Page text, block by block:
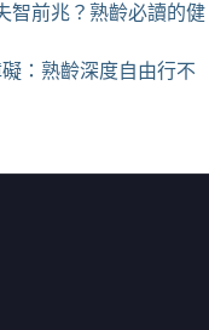
智前兆？熟齡必讀的健
：熟齡深度自由行不